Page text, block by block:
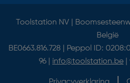
Toolstation NV |
België
BE0663.816.728 | Peppol ID:
96 | info@toolstation.be